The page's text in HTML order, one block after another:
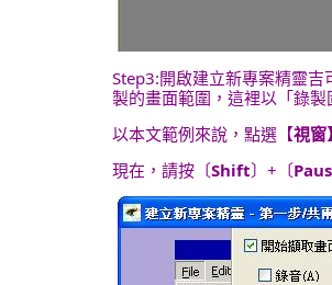
Step3:開啟建立新專案精靈
製的畫面範圍，這裡以「錄
以本文範例來說，點選【視窗
現在，請按〔Shift〕+〔